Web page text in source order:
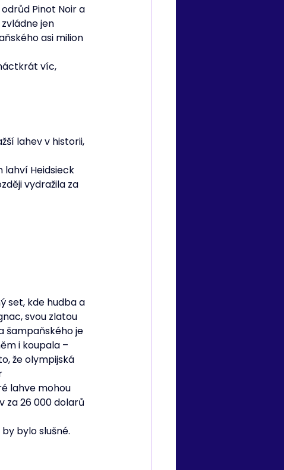
Pinot Noir a
jen
asi milion
víc,
lahev v historii,
lahví Heidsieck
vydražila za
set, kde hudba a
svou zlatou
šampaňského je
i koupala –
že olympijská
lahve mohou
za 26 000 dolarů
bylo slušné.